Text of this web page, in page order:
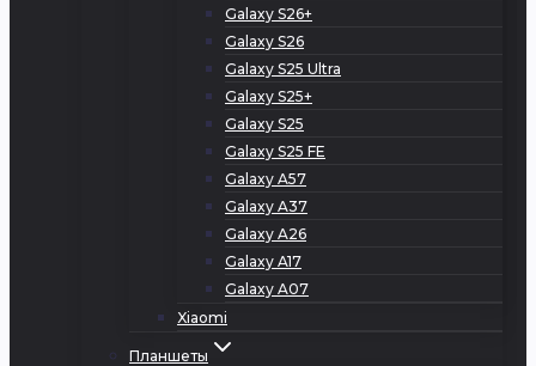
Galaxy S26+
Galaxy S26
Galaxy S25 Ultra
Galaxy S25+
Galaxy S25
Galaxy S25 FE
Galaxy A57
Galaxy A37
Galaxy A26
Galaxy A17
Galaxy A07
Xiaomi
Планшеты